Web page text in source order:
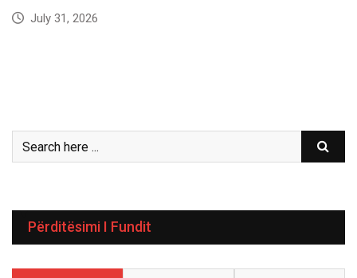
July 31, 2026
Përditësimi I Fundit